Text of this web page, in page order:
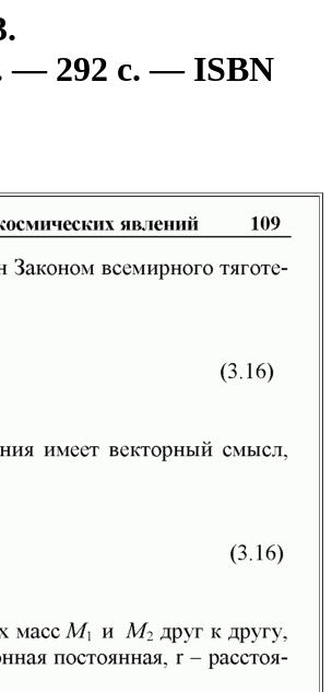
— 292 с. — ISBN